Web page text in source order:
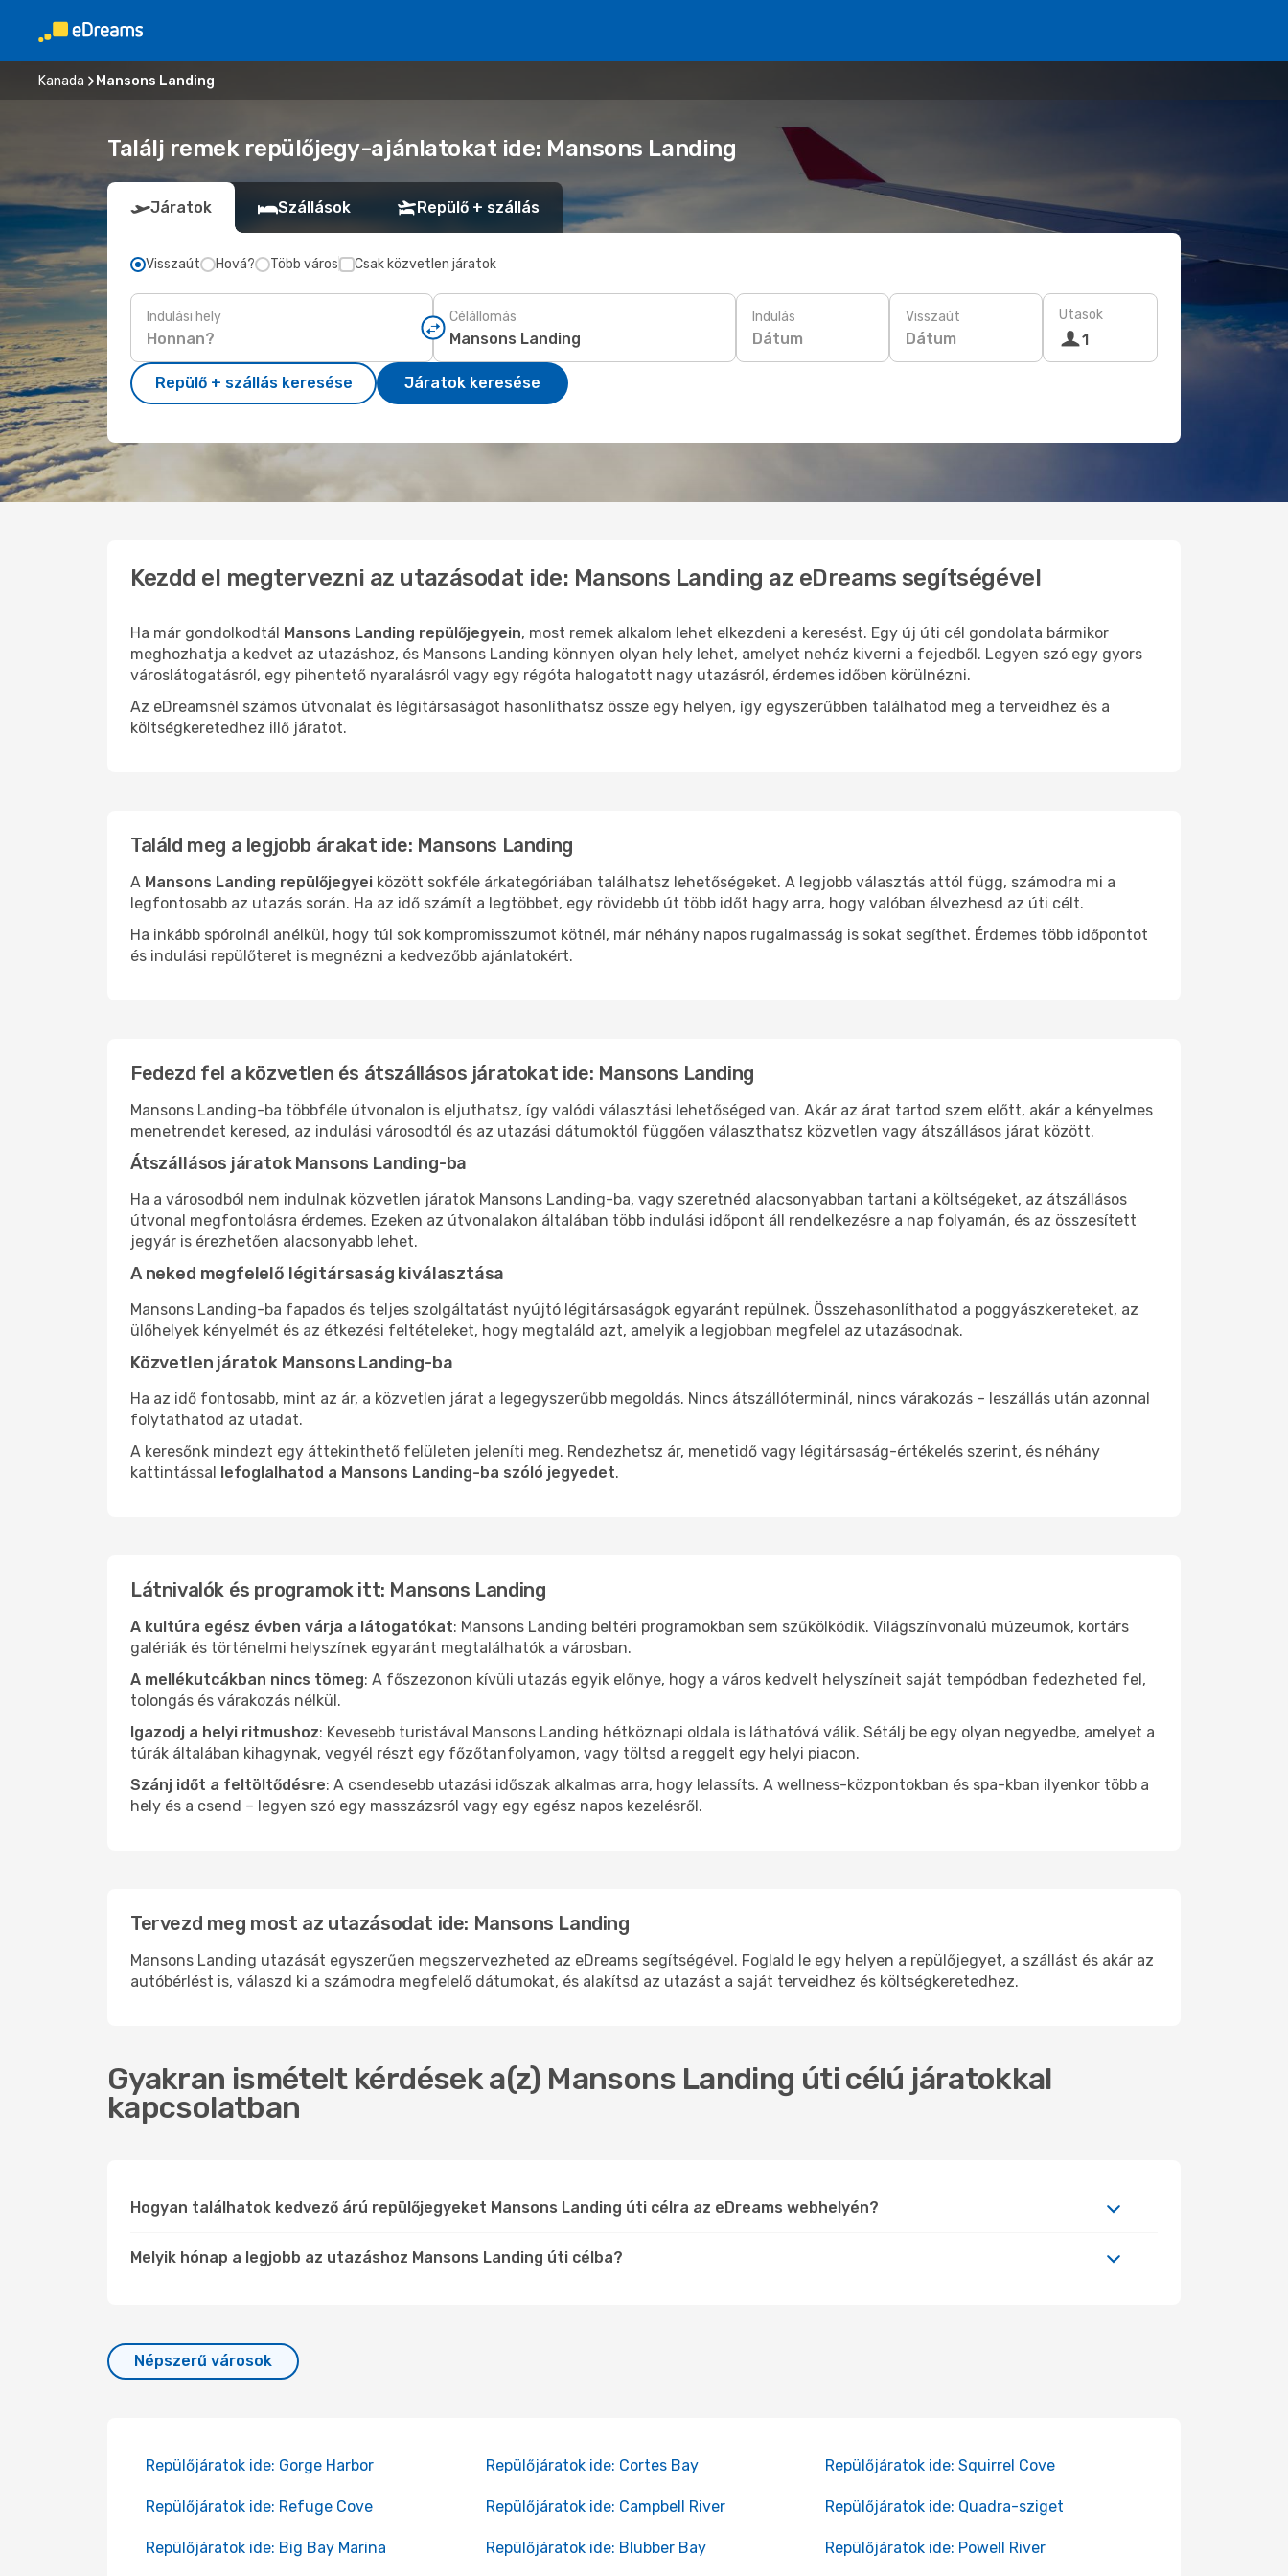
Kanada Mansons Landing
Találj remek repülőjegy-ajánlatokat ide: Mansons Landing
Járatok Szállások Repülő + szállás
Visszaút Hová? Több város Csak közvetlen járatok
Indulási hely Célállomás Indulás
Dátum
Visszaút
Dátum
Utasok
1
Repülő + szállás keresése Járatok keresése
Kezdd el megtervezni az utazásodat ide: Mansons Landing az eDreams segítségével
Ha már gondolkodtál Mansons Landing repülőjegyein, most remek alkalom lehet elkezdeni a keresést. Egy új úti cél gondolata bármikor
meghozhatja a kedvet az utazáshoz, és Mansons Landing könnyen olyan hely lehet, amelyet nehéz kiverni a fejedből. Legyen szó egy gyors
városlátogatásról, egy pihentető nyaralásról vagy egy régóta halogatott nagy utazásról, érdemes időben körülnézni.
Az eDreamsnél számos útvonalat és légitársaságot hasonlíthatsz össze egy helyen, így egyszerűbben találhatod meg a terveidhez és a
költségkeretedhez illő járatot.
Találd meg a legjobb árakat ide: Mansons Landing
A Mansons Landing repülőjegyei között sokféle árkategóriában találhatsz lehetőségeket. A legjobb választás attól függ, számodra mi a
legfontosabb az utazás során. Ha az idő számít a legtöbbet, egy rövidebb út több időt hagy arra, hogy valóban élvezhesd az úti célt.
Ha inkább spórolnál anélkül, hogy túl sok kompromisszumot kötnél, már néhány napos rugalmasság is sokat segíthet. Érdemes több időpontot
és indulási repülőteret is megnézni a kedvezőbb ajánlatokért.
Fedezd fel a közvetlen és átszállásos járatokat ide: Mansons Landing
Mansons Landing-ba többféle útvonalon is eljuthatsz, így valódi választási lehetőséged van. Akár az árat tartod szem előtt, akár a kényelmes
menetrendet keresed, az indulási városodtól és az utazási dátumoktól függően választhatsz közvetlen vagy átszállásos járat között.
Átszállásos járatok Mansons Landing-ba
Ha a városodból nem indulnak közvetlen járatok Mansons Landing-ba, vagy szeretnéd alacsonyabban tartani a költségeket, az átszállásos
útvonal megfontolásra érdemes. Ezeken az útvonalakon általában több indulási időpont áll rendelkezésre a nap folyamán, és az összesített
jegyár is érezhetően alacsonyabb lehet.
A neked megfelelő légitársaság kiválasztása
Mansons Landing-ba fapados és teljes szolgáltatást nyújtó légitársaságok egyaránt repülnek. Összehasonlíthatod a poggyászkereteket, az
ülőhelyek kényelmét és az étkezési feltételeket, hogy megtaláld azt, amelyik a legjobban megfelel az utazásodnak.
Közvetlen járatok Mansons Landing-ba
Ha az idő fontosabb, mint az ár, a közvetlen járat a legegyszerűbb megoldás. Nincs átszállóterminál, nincs várakozás – leszállás után azonnal
folytathatod az utadat.
A keresőnk mindezt egy áttekinthető felületen jeleníti meg. Rendezhetsz ár, menetidő vagy légitársaság-értékelés szerint, és néhány
kattintással lefoglalhatod a Mansons Landing-ba szóló jegyedet.
Látnivalók és programok itt: Mansons Landing
A kultúra egész évben várja a látogatókat: Mansons Landing beltéri programokban sem szűkölködik. Világszínvonalú múzeumok, kortárs
galériák és történelmi helyszínek egyaránt megtalálhatók a városban.
A mellékutcákban nincs tömeg: A főszezonon kívüli utazás egyik előnye, hogy a város kedvelt helyszíneit saját tempódban fedezheted fel,
tolongás és várakozás nélkül.
Igazodj a helyi ritmushoz: Kevesebb turistával Mansons Landing hétköznapi oldala is láthatóvá válik. Sétálj be egy olyan negyedbe, amelyet a
túrák általában kihagynak, vegyél részt egy főzőtanfolyamon, vagy töltsd a reggelt egy helyi piacon.
Szánj időt a feltöltődésre: A csendesebb utazási időszak alkalmas arra, hogy lelassíts. A wellness-központokban és spa-kban ilyenkor több a
hely és a csend – legyen szó egy masszázsról vagy egy egész napos kezelésről.
Tervezd meg most az utazásodat ide: Mansons Landing
Mansons Landing utazását egyszerűen megszervezheted az eDreams segítségével. Foglald le egy helyen a repülőjegyet, a szállást és akár az
autóbérlést is, válaszd ki a számodra megfelelő dátumokat, és alakítsd az utazást a saját terveidhez és költségkeretedhez.
Gyakran ismételt kérdések a(z) Mansons Landing úti célú járatokkal
kapcsolatban
Hogyan találhatok kedvező árú repülőjegyeket Mansons Landing úti célra az eDreams webhelyén?
Melyik hónap a legjobb az utazáshoz Mansons Landing úti célba?
Népszerű városok
Repülőjáratok ide: Gorge Harbor Repülőjáratok ide: Cortes Bay Repülőjáratok ide: Squirrel Cove
Repülőjáratok ide: Refuge Cove Repülőjáratok ide: Campbell River Repülőjáratok ide: Quadra-sziget
Repülőjáratok ide: Big Bay Marina Repülőjáratok ide: Blubber Bay Repülőjáratok ide: Powell River